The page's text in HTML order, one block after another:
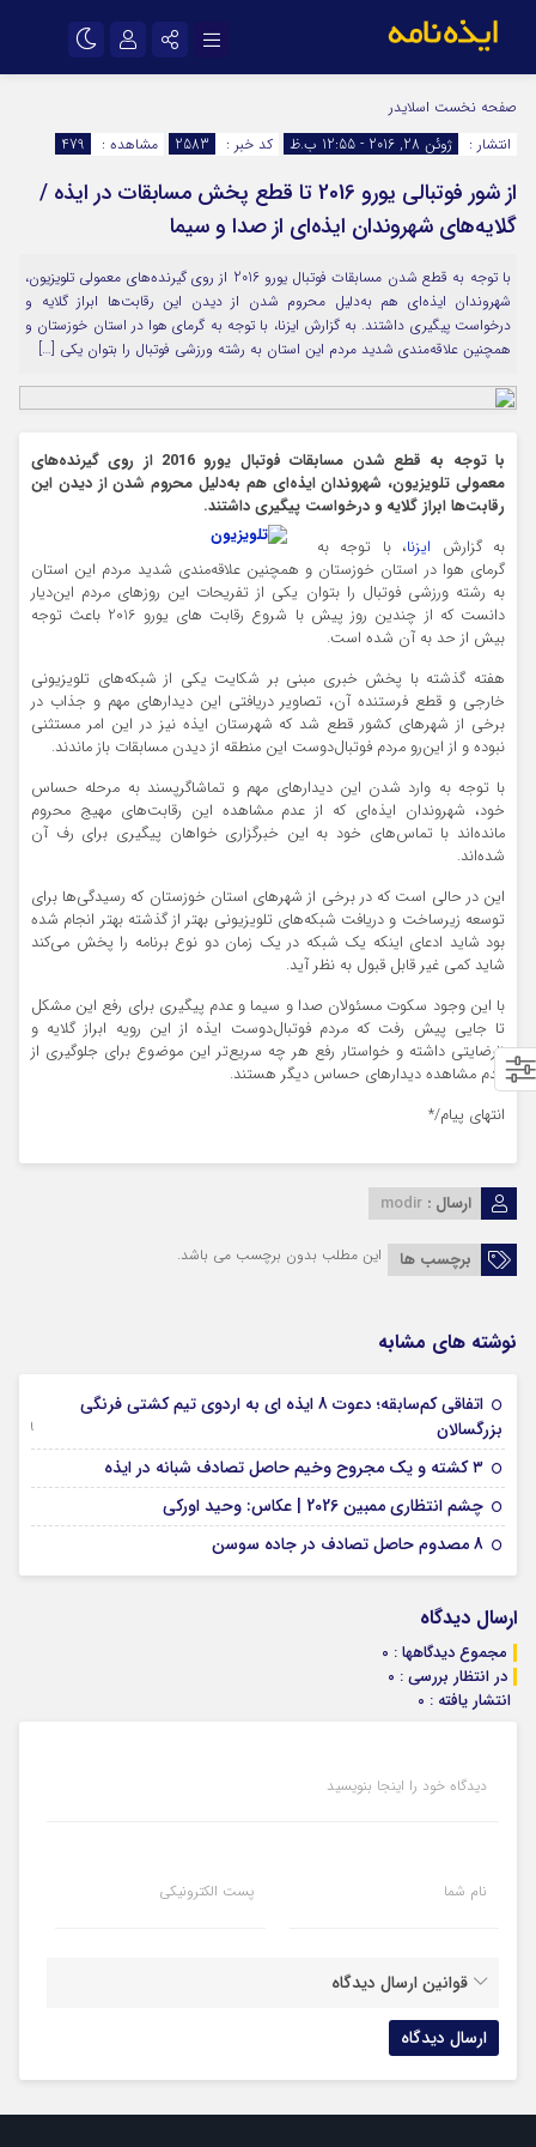
اینستاگرام
سروش
ایتا
آپارات
اپلیکیشن رمز عبور
مرا به خاطر بسپار
صفحه نخست اسلایدر
انتشار :
ژوئن 28, 2016 - 12:55 ب.ظ کد خبر : 2583 مشاهده : 479
از شور فوتبالی یورو 2016 تا قطع پخش مسابقات در ایذه /
گلایه‌های شهروندان ایذه‌ای از صدا و سیما
با توجه به قطع شدن مسابقات فوتبال یورو 2016 از روی گیرنده‌های معمولی تلویزیون،
شهروندان ایذه‌ای هم به‌دلیل محروم شدن از دیدن این رقابت‌ها ابراز گلایه و
درخواست پیگیری داشتند. به گزارش ایزنا، با توجه به گرمای هوا در استان خوزستان و
همچنین علاقه‌مندی شدید مردم این استان به رشته ورزشی فوتبال را بتوان یکی […]
با توجه به قطع شدن مسابقات فوتبال یورو 2016 از روی گیرنده‌های
معمولی تلویزیون، شهروندان ایذه‌ای هم به‌دلیل محروم شدن از دیدن این
رقابت‌ها ابراز گلایه و درخواست پیگیری داشتند.
به گزارش ایزنا، با توجه به
گرمای هوا در استان خوزستان و همچنین علاقه‌مندی شدید مردم این استان
به رشته ورزشی فوتبال را بتوان یکی از تفریحات این روزهای مردم این‌دیار
دانست که از چندین روز پیش با شروع رقابت های یورو 2016 باعث توجه
بیش از حد به آن شده است.
هفته گذشته با پخش خبری مبنی بر شکایت یکی از شبکه‌های تلویزیونی
خارجی و قطع فرستنده آن، تصاویر دریافتی این دیدارهای مهم و جذاب در
برخی از شهرهای کشور قطع شد که شهرستان ایذه نیز در این امر مستثنی
نبوده و از این‌رو مردم فوتبال‌دوست این منطقه از دیدن مسابقات باز ماندند.
با توجه به وارد شدن این دیدارهای مهم و تماشاگر‌پسند به مرحله حساس
خود، شهروندان ایذه‌ای که از عدم مشاهده این رقابت‌های مهیج محروم
مانده‌اند با تماس‌های خود به این خبرگزاری خواهان پیگیری برای رف آن
شده‌اند.
این در حالی است که در برخی از شهرهای استان خوزستان که رسیدگی‌ها برای
توسعه زیرساخت و دریافت شبکه‌های تلویزیونی بهتر از گذشته بهتر انجام شده
بود شاید ادعای اینکه یک شبکه در یک زمان دو نوع برنامه را پخش می‌کند
شاید کمی غیر قابل قبول به نظر آید.
با این وجود سکوت مسئولان صدا و سیما و عدم پیگیری برای رفع این مشکل
تا جایی پیش رفت که مردم فوتبال‌دوست ایذه از این رویه ابراز گلایه و
نارضایتی داشته و خواستار رفع هر چه سریع‌تر این موضوع برای جلوگیری از
عدم مشاهده دیدارهای حساس دیگر هستند.
انتهای پیام/*
ارسال : modir
برچسب ها این مطلب بدون برچسب می باشد.
نوشته های مشابه
اتفاقی کم‌سابقه؛ دعوت 8 ایذه ای به اردوی تیم کشتی فرنگی
بزرگسالان
09 جولای 2026
۳ کشته و یک مجروح وخیم حاصل تصادف شبانه در ایذه
چشم انتظاری ممبین 2026 | عکاس: وحید اورکی
8 مصدوم حاصل تصادف در جاده سوسن
ارسال دیدگاه
مجموع دیدگاهها : 0
در انتظار بررسی : 0
انتشار یافته : 0
دیدگاه خود را اینجا بنویسید
نام شما پست الکترونیکی
قوانین ارسال دیدگاه